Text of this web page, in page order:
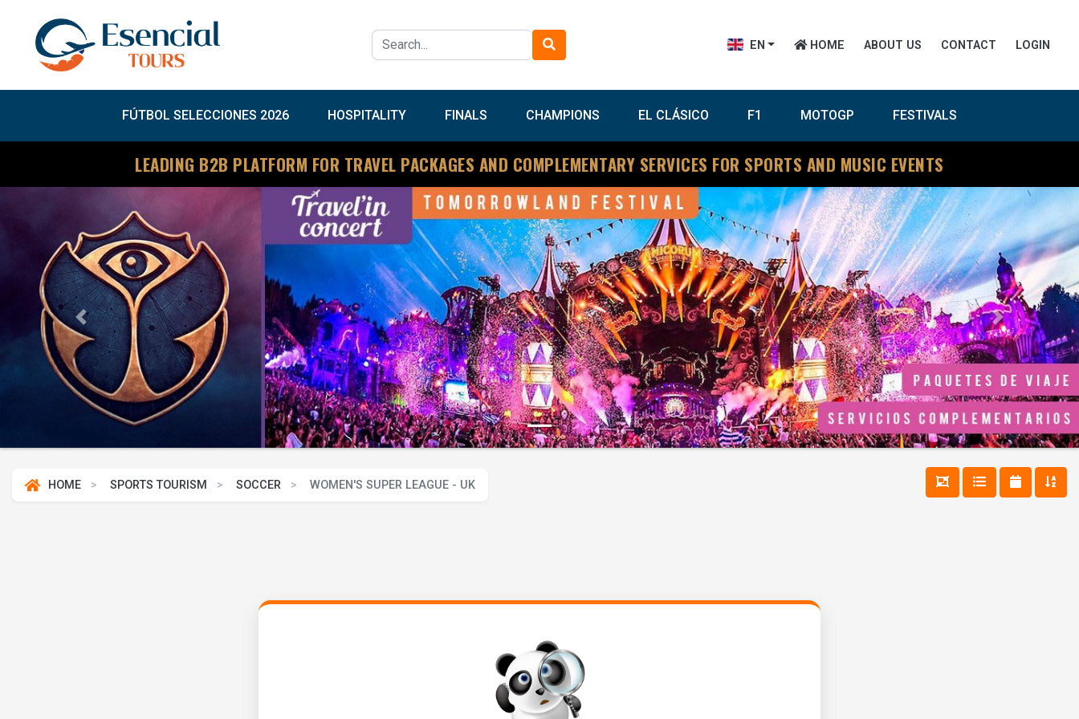
EN HOME ABOUT US CONTACT LOGIN
FÚTBOL SELECCIONES 2026 HOSPITALITY FINALS CHAMPIONS EL CLÁSICO F1 MOTOGP FESTIVALS
LEADING B2B PLATFORM FOR TRAVEL PACKAGES AND COMPLEMENTARY SERVICES FOR SPORTS AND MUSIC EVENTS
Previous Next
HOME SPORTS TOURISM SOCCER WOMEN'S SUPER LEAGUE - UK